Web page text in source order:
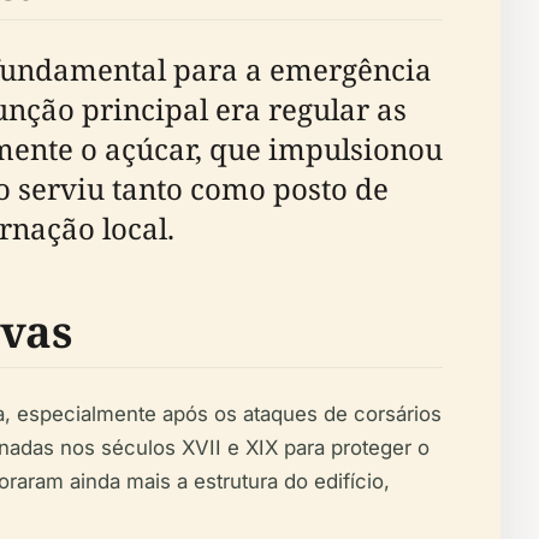
para a emergência
principal era regular as
o açúcar, que impulsionou
serviu tanto como posto de
local.
especialmente após os ataques de corsários
nos séculos XVII e XIX para proteger o
ainda mais a estrutura do edifício,